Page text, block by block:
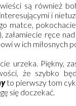
są również
i
matce,
załamiecie ręce
w ich miłosnych
urzeka. Piękny,
że szybko
to pierwszy tom
się doczekać.